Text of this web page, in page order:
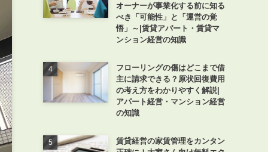
オーナーが事業化する前に知る
べき「可能性」と「運営の覚
悟」～|賃貸アパート・賃貸マ
ンション経営の知識
フローリングの傷はどこまで借
主に請求できる？原状回復費用
の考え方をわかりやすく解説|
アパート経営・マンション経営
の知識
賃貸経営の家賃管理をカンタン